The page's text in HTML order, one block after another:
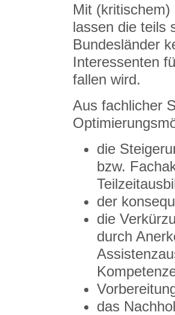
Mit
lassen die teils
Bundesländer
Interessenten
fallen wird.
Aus fachlicher
die
bzw.
der
die
durch
das